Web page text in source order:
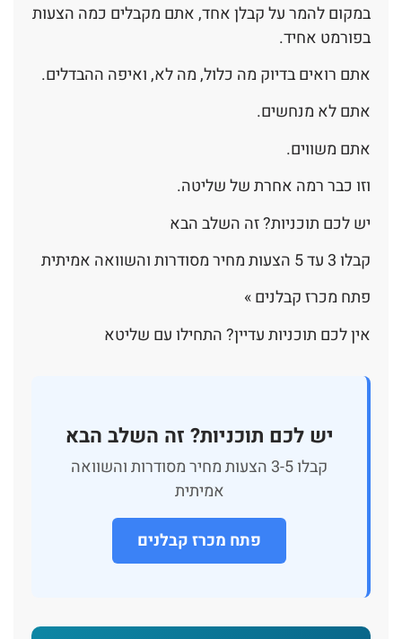
במקום להמר על קבלן אחד, אתם מקבלים כמה הצעות
בפורמט אחיד.
אתם רואים בדיוק מה כלול, מה לא, ואיפה ההבדלים.
אתם לא מנחשים.
אתם משווים.
וזו כבר רמה אחרת של שליטה.
יש לכם תוכניות? זה השלב הבא
קבלו 3 עד 5 הצעות מחיר מסודרות והשוואה אמיתית
פתח מכרז קבלנים »
אין לכם תוכניות עדיין? התחילו עם שליטא
יש לכם תוכניות? זה השלב הבא
קבלו 3-5 הצעות מחיר מסודרות והשוואה
אמיתית
פתח מכרז קבלנים